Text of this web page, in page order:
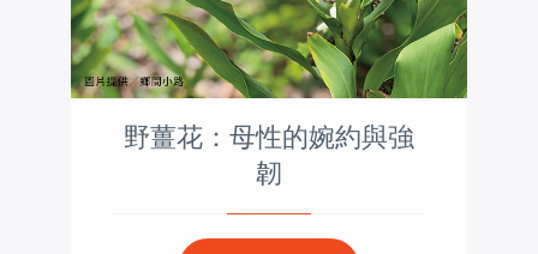
野薑花：母性的婉約與強
韌